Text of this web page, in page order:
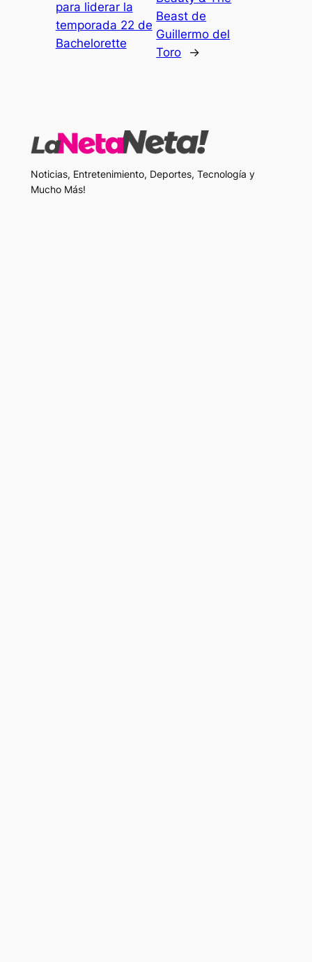
para liderar la
temporada 22 de
Bachelorette
Beast de
Guillermo del
Toro
→
Noticias, Entretenimiento, Deportes, Tecnología y
Mucho Más!